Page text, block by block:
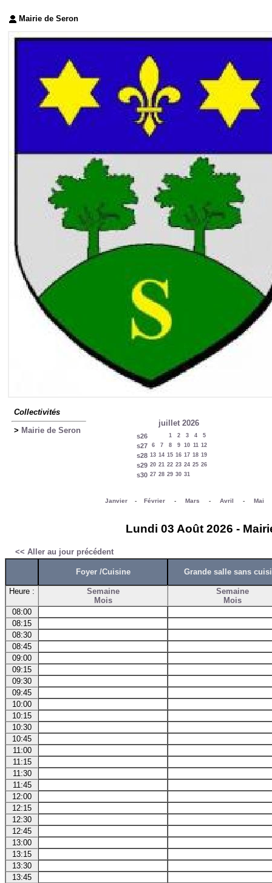
Mairie de Seron
Collectivités
> Mairie de Seron
juillet 2026
s26 1 2 3 4 5
s27 6 7 8 9 10 11 12
s28 13 14 15 16 17 18 19
s29 20 21 22 23 24 25 26
s30 27 28 29 30 31
Janvier- Février- Mars - Avril - Mai
Lundi 03 Août 2026 -
<< Aller au jour précédent
Foyer /Cuisine Grande salle sans
Heure :
Semaine
Mois
Semaine
Mois
08:00
08:15
08:30
08:45
09:00
09:15
09:30
09:45
10:00
10:15
10:30
10:45
11:00
11:15
11:30
11:45
12:00
12:15
12:30
12:45
13:00
13:15
13:30
13:45